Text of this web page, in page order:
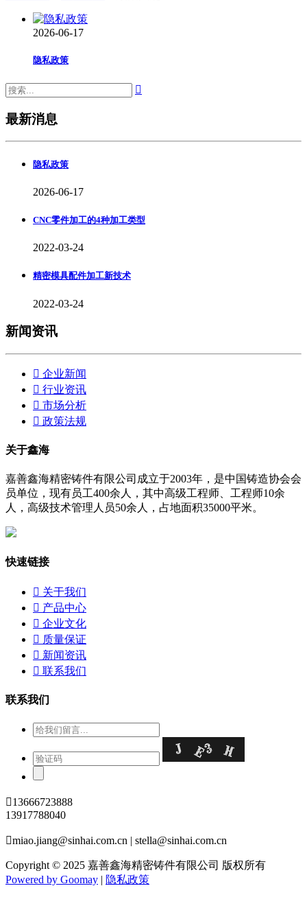
2026-06-17
隐私政策

最新消息
隐私政策
2026-06-17
CNC零件加工的4种加工类型
2022-03-24
精密模具配件加工新技术
2022-03-24
新闻资讯
 企业新闻
 行业资讯
 市场分析
 政策法规
关于鑫海
嘉善鑫海精密铸件有限公司成立于2003年，是中国铸造协会会
员单位，现有员工400余人，其中高级工程师、工程师10余
人，高级技术管理人员50余人，占地面积35000平米。
快速链接
 关于我们
 产品中心
 企业文化
 质量保证
 新闻资讯
 联系我们
联系我们
13666723888
13917788040
miao.jiang@sinhai.com.cn | stella@sinhai.com.cn
Copyright © 2025 嘉善鑫海精密铸件有限公司 版权所有
Powered by Goomay | 隐私政策